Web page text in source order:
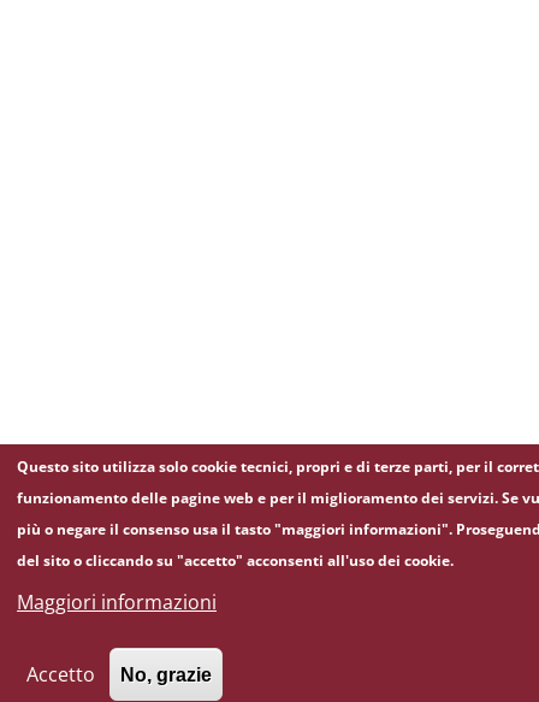
Questo sito utilizza solo cookie tecnici, propri e di terze parti, per il
funzionamento delle pagine web e per il miglioramento dei servizi. Se
più o negare il consenso usa il tasto "maggiori informazioni".
del sito o cliccando su "accetto" acconsenti all'uso dei cookie.
Maggiori informazioni
Accetto No, grazie